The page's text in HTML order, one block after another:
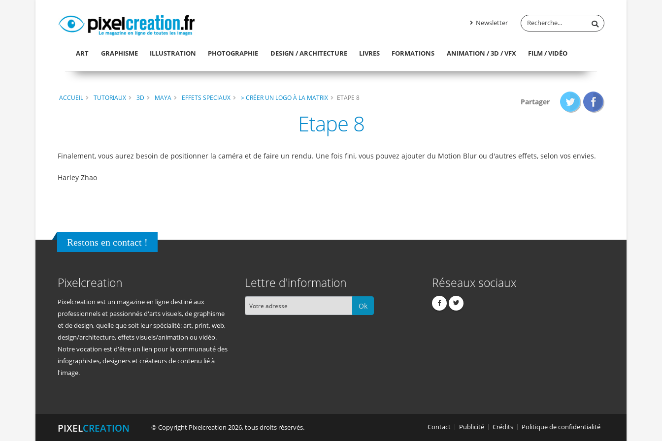
Newsletter
ART GRAPHISME ILLUSTRATION PHOTOGRAPHIE DESIGN / ARCHITECTURE LIVRES FORMATIONS ANIMATION / 3D / VFX FILM / VIDÉO
ACCUEIL TUTORIAUX 3D MAYA EFFETS SPECIAUX > CRÉER UN LOGO À LA MATRIX ETAPE 8 Partager
Etape 8
Finalement, vous aurez besoin de positionner la caméra et de faire un rendu. Une fois fini, vous pouvez ajouter du Motion Blur ou d'autres effets, selon vos envies.
Harley Zhao
Restons en contact !
Pixelcreation
Pixelcreation est un magazine en ligne destiné aux
professionnels et passionnés d'arts visuels, de graphisme
et de design, quelle que soit leur spécialité: art, print, web,
design/architecture, effets visuels/animation ou vidéo.
Notre vocation est d'être un lien pour la communauté des
infographistes, designers et créateurs de contenu lié à
l'image.
Lettre d'information
Ok
Réseaux sociaux
PIXELCREATION © Copyright Pixelcreation 2026, tous droits réservés. Contact Publicité Crédits Politique de confidentialité